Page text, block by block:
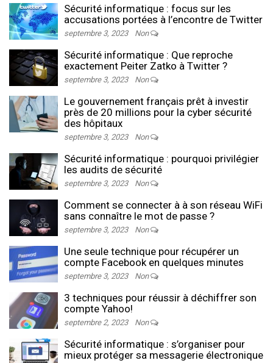
Sécurité informatique : focus sur les
accusations portées à l’encontre de Twitter
septembre 3, 2023 Non
Sécurité informatique : Que reproche
exactement Peiter Zatko à Twitter ?
septembre 3, 2023 Non
Le gouvernement français prêt à investir
près de 20 millions pour la cyber sécurité
des hôpitaux
septembre 3, 2023 Non
Sécurité informatique : pourquoi privilégier
les audits de sécurité
septembre 3, 2023 Non
Comment se connecter à à son réseau WiFi
sans connaître le mot de passe ?
septembre 3, 2023 Non
Une seule technique pour récupérer un
compte Facebook en quelques minutes
septembre 3, 2023 Non
3 techniques pour réussir à déchiffrer son
compte Yahoo!
septembre 2, 2023 Non
Sécurité informatique : s’organiser pour
mieux protéger sa messagerie électronique